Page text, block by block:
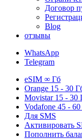
Договор
Blog
отзывы
WhatsApp
Telegram
eSIM ∞ Гб
Orange 15 - 30
Movistar 15 - 30
Vodafone 45 -
Для SMS
Активировать
Пополнить